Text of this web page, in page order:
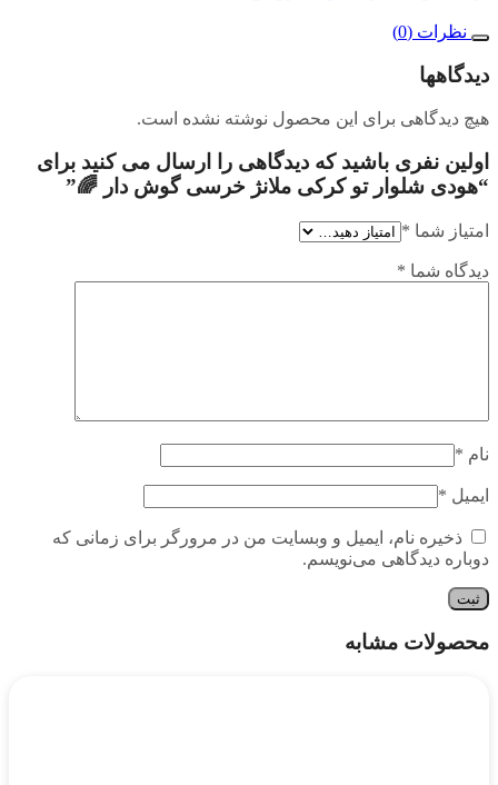
نظرات (0)
دیدگاهها
هیچ دیدگاهی برای این محصول نوشته نشده است.
اولین نفری باشید که دیدگاهی را ارسال می کنید برای
“هودی شلوار تو کرکی ملانژ خرسی گوش دار 🌈”
امتیاز شما *
دیدگاه شما *
نام *
ایمیل *
ذخیره نام، ایمیل و وبسایت من در مرورگر برای زمانی که
دوباره دیدگاهی می‌نویسم.
محصولات مشابه